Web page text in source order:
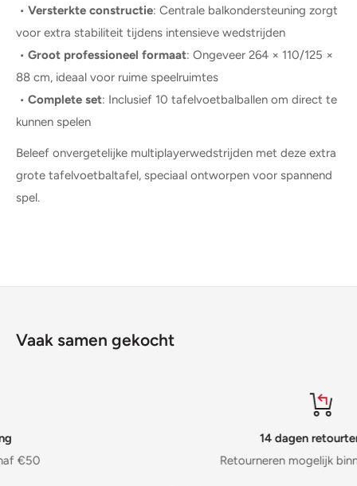
• Versterkte constructie: Centrale balkondersteuning zorgt
voor extra stabiliteit tijdens intensieve wedstrijden
• Groot professioneel formaat: Ongeveer 264 × 110/125 ×
88 cm, ideaal voor ruime speelruimtes
• Complete set: Inclusief 10 tafelvoetbalballen om direct te
kunnen spelen
Beleef onvergetelijke multiplayerwedstrijden met deze extra
grote tafelvoetbaltafel, speciaal ontworpen voor spannend
spel.
Vaak samen gekocht
Retourneren mogelijk binnen 14 dagen